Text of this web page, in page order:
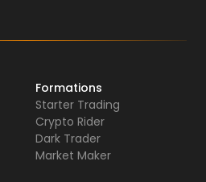
Formations
Starter Trading
Crypto Rider
Dark Trader
Market Maker